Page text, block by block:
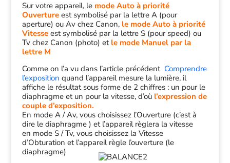
Sur votre appareil, le mode Auto à priorité
Ouverture est symbolisé par la lettre A (pour
aperture) ou Av chez Canon, le mode Auto à priorité
Vitesseest symbolisé par la lettre S (pour speed) ou
Tv chez Canon (photo) etle mode Manuel par la
lettre M
Comme on l’a vu dans l’article précédent Comprendre
l’exposition quand l’appareil mesure la lumière, il
affiche le résultat sous forme de 2 chiffres : un pour le
diaphragme et un pour la vitesse, d’où l’expression de
couple d’exposition.
En mode A / Av, vous choisissez l’Ouverture (c’est à
dire le diaphragme ) et l’appareil règlera la vitesse
en mode S / Tv, vous choisissez la Vitesse
d’Obturation et l’appareil règle l’ouverture (le
diaphragme)